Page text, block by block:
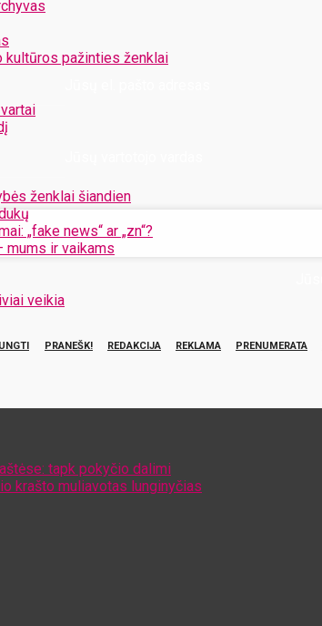
kultūros pažinties ženklai
ženklai šiandien
„fake news“ ar „zn“?
mums ir vaikams
veikia
PRANEŠK! REDAKCIJA REKLAMA PRENUMERATA
tapk pokyčio dalimi
krašto muliavotas lunginyčias